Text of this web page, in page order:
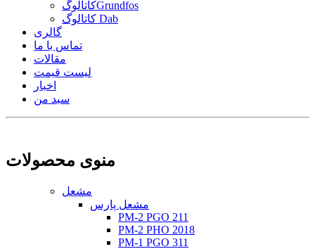
کاتالوگGrundfos
کاتالوگ Dab
گالری
تماس با ما
مقالات
لیست قیمت
اخبار
سبد من
منوی محصولات
مشعل
مشعل پارس
PM-2 PGO 211
PM-2 PHO 2018
PM-1 PGO 311